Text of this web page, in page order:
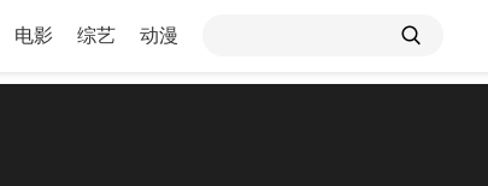
电影 综艺 动漫